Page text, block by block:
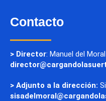
Contacto
> Director: Manuel del
> Adjunto a la dirección: